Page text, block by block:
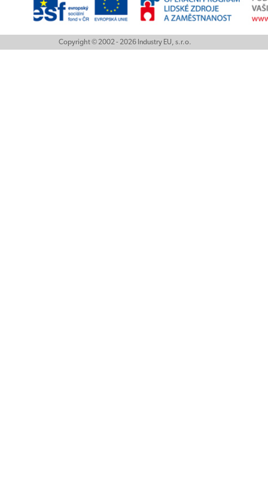
Copyright © 2002 - 2026 Industry EU, s.r.o.